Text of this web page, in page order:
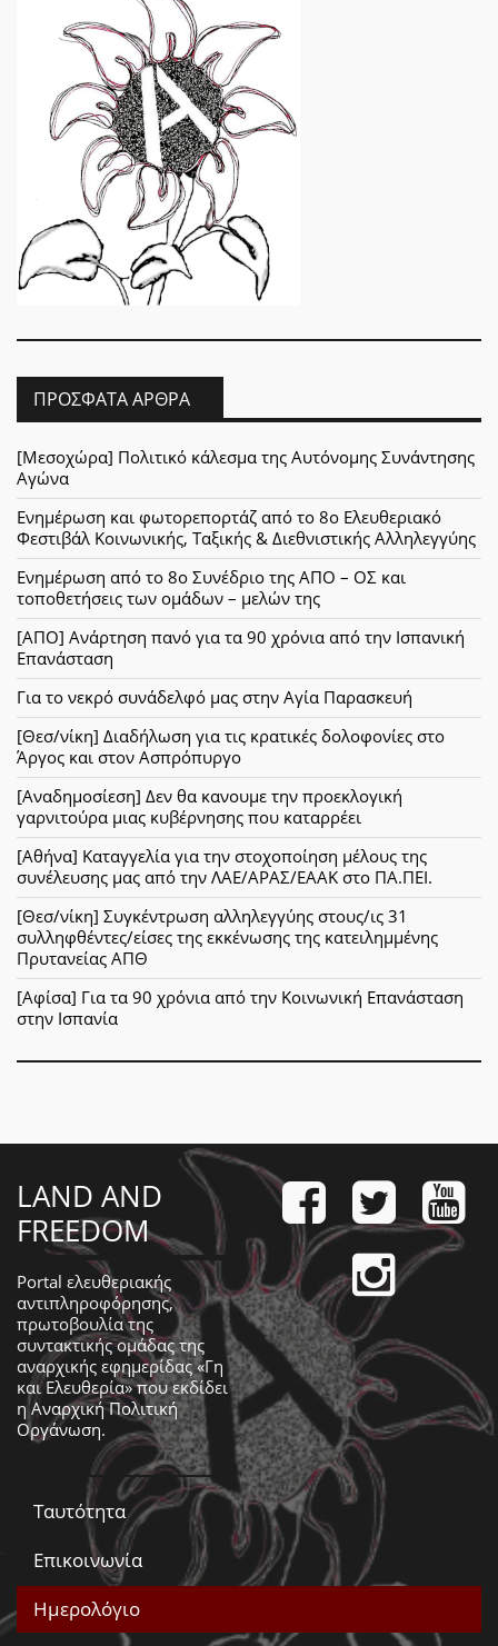
ΠΡΌΣΦΑΤΑ ΆΡΘΡΑ
[Μεσοχώρα] Πολιτικό κάλεσμα της Αυτόνομης Συνάντησης
Αγώνα
Ενημέρωση και φωτορεπορτάζ από το 8ο Ελευθεριακό
Φεστιβάλ Κοινωνικής, Ταξικής & Διεθνιστικής Αλληλεγγύης
Ενημέρωση από το 8ο Συνέδριο της ΑΠΟ – ΟΣ και
τοποθετήσεις των ομάδων – μελών της
[ΑΠΟ] Ανάρτηση πανό για τα 90 χρόνια από την Ισπανική
Επανάσταση
Για το νεκρό συνάδελφό μας στην Αγία Παρασκευή
[Θεσ/νίκη] Διαδήλωση για τις κρατικές δολοφονίες στο
Άργος και στον Ασπρόπυργο
[Αναδημοσίεση] Δεν θα κανουμε την προεκλογική
γαρνιτούρα μιας κυβέρνησης που καταρρέει
[Αθήνα] Καταγγελία για την στοχοποίηση μέλους της
συνέλευσης μας από την ΛΑΕ/ΑΡΑΣ/ΕΑΑΚ στο ΠΑ.ΠΕΙ.
[Θεσ/νίκη] Συγκέντρωση αλληλεγγύης στους/ις 31
συλληφθέντες/είσες της εκκένωσης της κατειλημμένης
Πρυτανείας ΑΠΘ
[Αφίσα] Για τα 90 χρόνια από την Κοινωνική Επανάσταση
στην Ισπανία
LAND AND
FREEDOM
Portal ελευθεριακής
αντιπληροφόρησης,
πρωτοβουλία της
συντακτικής ομάδας της
αναρχικής εφημερίδας «Γη
και Ελευθερία» που εκδίδει
ηΑναρχική Πολιτική
Οργάνωση.
Ταυτότητα
Επικοινωνία
Ημερολόγιο